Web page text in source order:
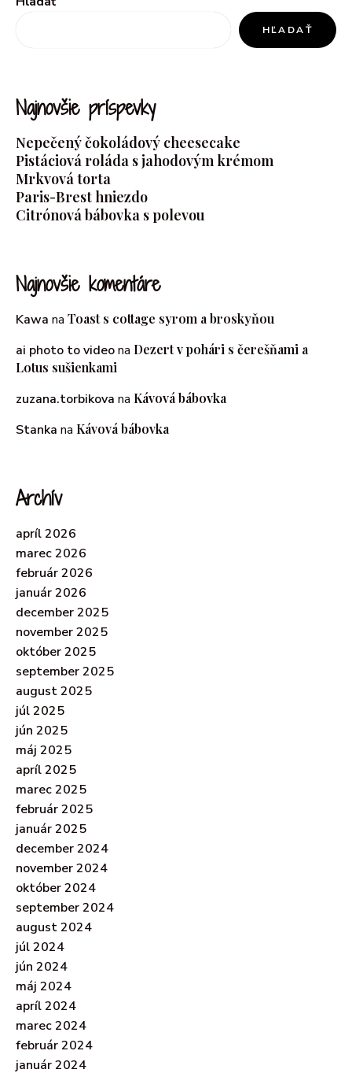
HĽADAŤ
Najnovšie príspevky
Nepečený čokoládový cheesecake
Pistáciová roláda s jahodovým krémom
Mrkvová torta
Paris-Brest hniezdo
Citrónová bábovka s polevou
Najnovšie komentáre
Kawa na Toast s cottage syrom a broskyňou
ai photo to videona Dezert v pohári s čerešňami a
Lotus sušienkami
zuzana.torbikova na Kávová bábovka
Stanka na Kávová bábovka
Archív
apríl 2026
marec 2026
február 2026
január 2026
december 2025
november 2025
október 2025
september 2025
august 2025
júl 2025
jún 2025
máj 2025
apríl 2025
marec 2025
február 2025
január 2025
december 2024
november 2024
október 2024
september 2024
august 2024
júl 2024
jún 2024
máj 2024
apríl 2024
marec 2024
február 2024
január 2024